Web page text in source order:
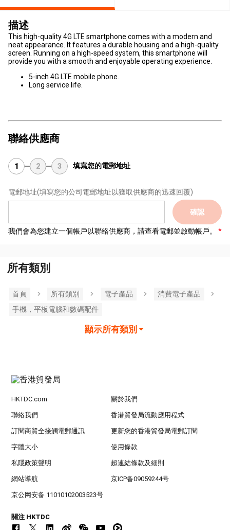
描述
This high-quality 4G LTE smartphone comes with a modern and
neat appearance. It features a durable housing and a high-quality
screen. Running on a high-speed system, this smartphone will
provide you with a smooth and enjoyable operating experience.
5-inch 4G LTE mobile phone.
Long service life.
聯絡供應商
1 2 3 填寫您的電郵地址
電郵地址(填寫您的公司電郵地址以獲取供應商的迅速回覆)
確認
我們會為您建立一個帳戶以聯絡供應商，請查看電郵並啟動帳戶。
所有類別
首頁 所有類別 電子產品
消費電子產品
手機，平板電腦和數碼配件
顯示所有類別
HKTDC.com 關於我們
聯絡我們 香港貿發局流動應用程式
訂閱商貿全接觸電郵通訊 更新您的香港貿發局電郵訂閱
字體大小 使用條款
私隱政策聲明 超連結條款及細則
網站導航 京ICP备09059244号
京公网安备 11010102003523号
關注 HKTDC